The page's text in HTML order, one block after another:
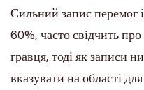
Сильний запис перемог
60%, часто свідчить
гравця, тоді як записи
вказувати на області